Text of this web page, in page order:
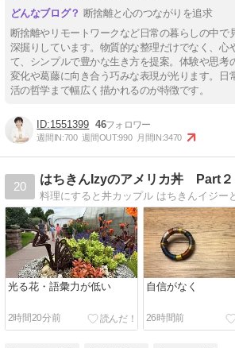
断捨離と心のつながりを追求
断捨離やリモートワークなど日常の暮らしの中で
深掘りしています。物質的な整理だけでなく、心
て、シンプルで豊かな生き方を提案。体験や思考
変化や葛藤に向き合う巧みな表現が光ります。日
活の哲学まで幅広く描かれるのが特徴です。
1551399 46
週間IN:700 週間OUT:990 月間IN:3470
20
はちきんIzyのアメリカ丼 Part２
光る花・語彙力が低い
2時間20分前
自信がなく
26時間前